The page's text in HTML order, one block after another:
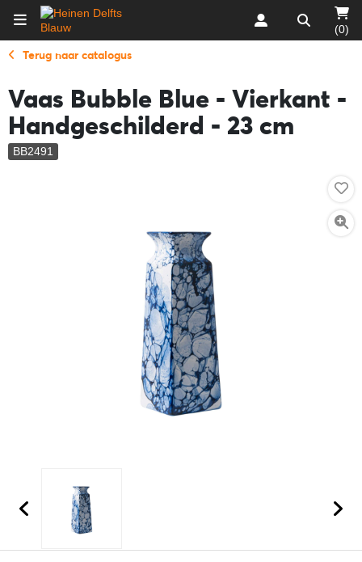
(0)
Terug naar catalogus
Vaas Bubble Blue - Vierkant -
Handgeschilderd - 23 cm
BB2491